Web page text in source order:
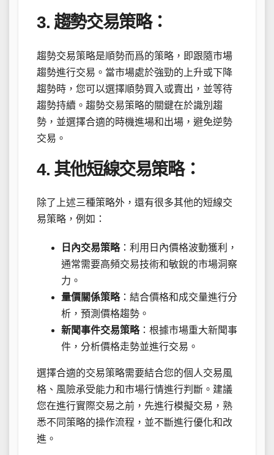
3. 趨勢交易策略：
趨勢交易策略是順勢而爲的策略，即跟隨市場
趨勢進行交易。當市場處於強勁的上升或下降
趨勢時，您可以選擇順勢買入或賣出，並等待
趨勢持續。趨勢交易策略的關鍵在於識別趨
勢，並選擇合適的時機進場和出場，避免逆勢
交易。
4. 其他短線交易策略：
除了上述三種策略外，還有很多其他的短線交
易策略，例如：
日內交易策略：利用日內價格波動獲利，
通常需要高頻交易技術和敏銳的市場洞察
力。
量價關係策略：結合價格和成交量進行分
析，預測價格趨勢。
新聞事件交易策略：根據市場重大新聞事
件，分析價格走勢並進行交易。
選擇合適的交易策略需要結合您的個人交易風
格、風險承受能力和市場行情進行判斷。建議
您在進行實際交易之前，先進行模擬交易，熟
悉不同策略的操作流程，並不斷進行優化和改
進。